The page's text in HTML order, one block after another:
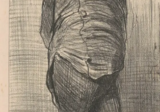
Visually similar works
Une Position difficile
Un français peint par lui-même
Que Diable Monsieur Ne Bougez donc pas...
Souvenirs
Diable!... il parait que le rasoir n'est guère bon...